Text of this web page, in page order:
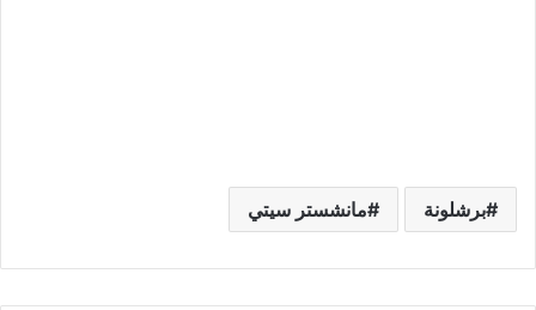
برشلونة مانشستر سيتي